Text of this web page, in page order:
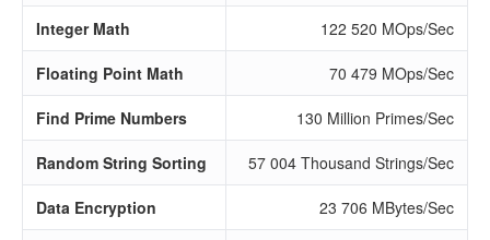
Integer Math 122 520 MOps/Sec
Floating Point Math 70 479 MOps/Sec
Find Prime Numbers 130 Million Primes/Sec
Random String Sorting 57 004 Thousand Strings/Sec
Data Encryption 23 706 MBytes/Sec